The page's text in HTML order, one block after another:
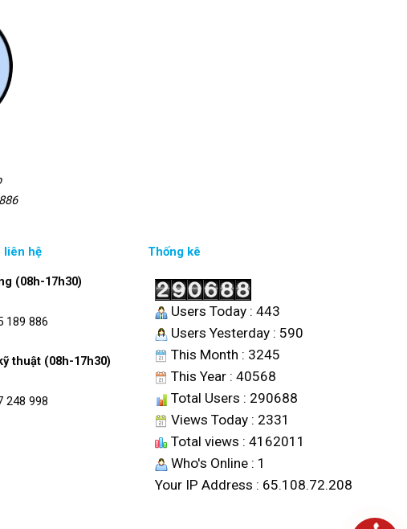
liên hệ
(08h-17h30)
189 886
thuật (08h-17h30)
248 998
Thống kê
Users Today : 443
Users Yesterday : 590
This Month : 3245
This Year : 40568
Total Users : 290688
Views Today : 2331
Total views : 4162011
Who's Online : 1
Your IP Address : 65.108.72.208